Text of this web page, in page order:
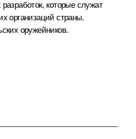
которые служат
организаций страны.
оружейников.